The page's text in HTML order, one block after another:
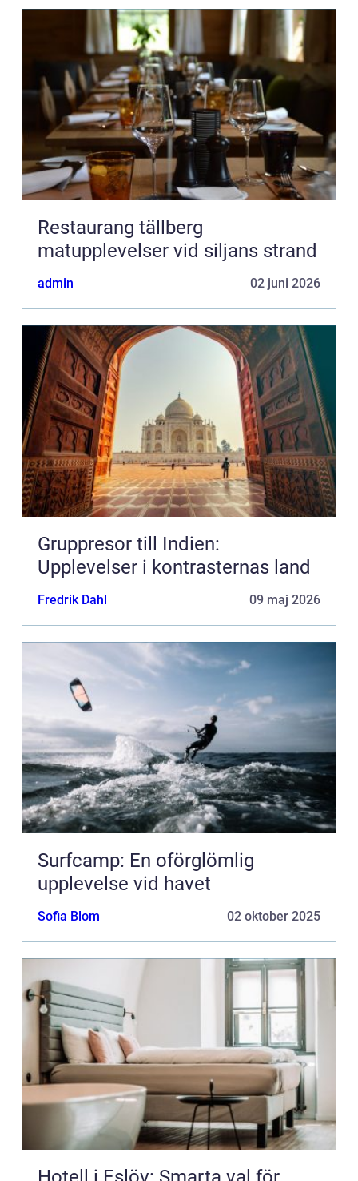
Restaurang tällberg
matupplevelser vid siljans strand
admin 02 juni 2026
Gruppresor till Indien:
Upplevelser i kontrasternas land
Fredrik Dahl 09 maj 2026
Surfcamp: En oförglömlig
upplevelse vid havet
Sofia Blom 02 oktober 2025